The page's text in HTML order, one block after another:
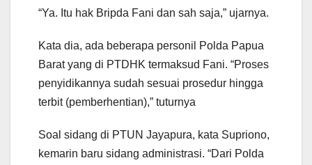
“Ya. Itu hak Bripda Fani dan sah saja,” ujarnya.
Kata dia, ada beberapa personil Polda Papua
Barat yang di PTDHK termaksud Fani. “Proses
penyidikannya sudah sesuai prosedur hingga
terbit (pemberhentian),” tuturnya
Soal sidang di PTUN Jayapura, kata Supriono,
kemarin baru sidang administrasi. “Dari Polda